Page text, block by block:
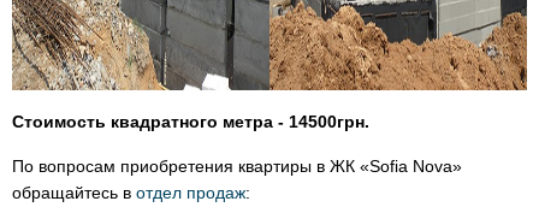
Стоимость квадратного метра - 14500грн.
По вопросам приобретения квартиры в ЖК «Sofia Nova»
обращайтесь в отдел продаж: